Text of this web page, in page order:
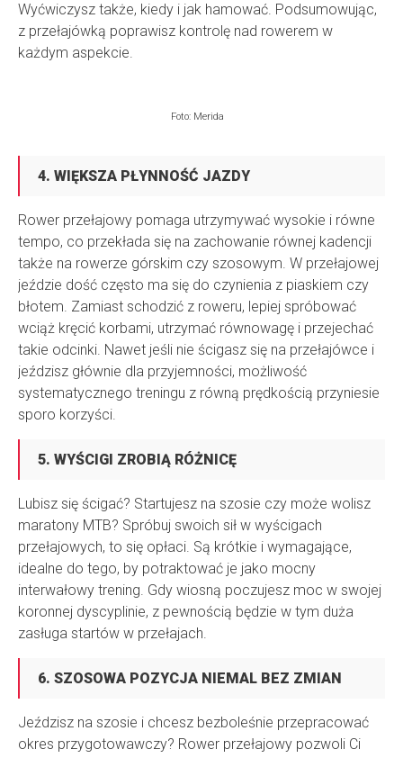
Wyćwiczysz także, kiedy i jak hamować. Podsumowując,
z przełajówką poprawisz kontrolę nad rowerem w
każdym aspekcie.
Foto: Merida
4. WIĘKSZA PŁYNNOŚĆ JAZDY
Rower przełajowy pomaga utrzymywać wysokie i równe
tempo, co przekłada się na zachowanie równej kadencji
także na rowerze górskim czy szosowym. W przełajowej
jeździe dość często ma się do czynienia z piaskiem czy
błotem. Zamiast schodzić z roweru, lepiej spróbować
wciąż kręcić korbami, utrzymać równowagę i przejechać
takie odcinki. Nawet jeśli nie ścigasz się na przełajówce i
jeździsz głównie dla przyjemności, możliwość
systematycznego treningu z równą prędkością przyniesie
sporo korzyści.
5. WYŚCIGI ZROBIĄ RÓŻNICĘ
Lubisz się ścigać? Startujesz na szosie czy może wolisz
maratony MTB? Spróbuj swoich sił w wyścigach
przełajowych, to się opłaci. Są krótkie i wymagające,
idealne do tego, by potraktować je jako mocny
interwałowy trening. Gdy wiosną poczujesz moc w swojej
koronnej dyscyplinie, z pewnością będzie w tym duża
zasługa startów w przełajach.
6. SZOSOWA POZYCJA NIEMAL BEZ ZMIAN
Jeździsz na szosie i chcesz bezboleśnie przepracować
okres przygotowawczy? Rower przełajowy pozwoli Ci